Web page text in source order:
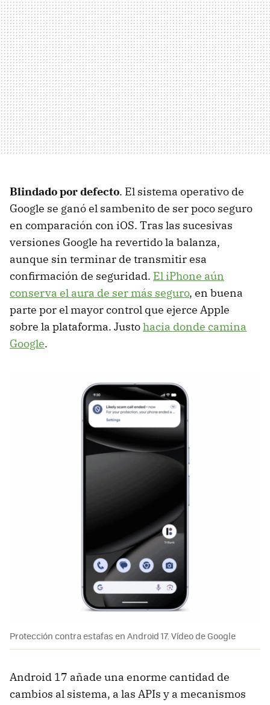
Blindado por defecto. El sistema operativo de
Google se ganó el sambenito de ser poco seguro
en comparación con iOS. Tras las sucesivas
versiones Google ha revertido la balanza,
aunque sin terminar de transmitir esa
confirmación de seguridad. El iPhone aún
conserva el aura de ser más seguro, en buena
parte por el mayor control que ejerce Apple
sobre la plataforma. Justohacia donde camina
Google.
Protección contra estafas en Android 17. Vídeo de Google
Android 17 añade una enorme cantidad de
cambios al sistema, a las APIs y a mecanismos